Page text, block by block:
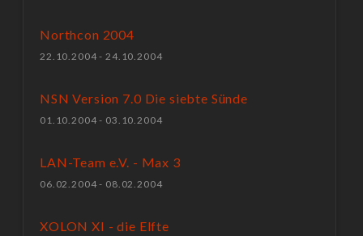
Northcon 2004
22.10.2004 - 24.10.2004
NSN Version 7.0 Die siebte Sünde
01.10.2004 - 03.10.2004
LAN-Team e.V. - Max 3
06.02.2004 - 08.02.2004
XOLON XI - die Elfte